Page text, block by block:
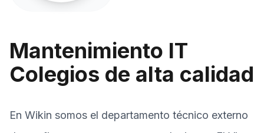
Mantenimiento IT
Colegios de alta calidad
En Wikin somos el departamento técnico externo